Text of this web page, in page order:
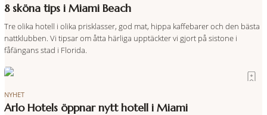
8 sköna tips i Miami Beach
Tre olika hotell i olika prisklasser, god mat, hippa kaffebarer och den bästa
nattklubben. Vi tipsar om åtta härliga upptäckter vi gjort på sistone i
fåfängans stad i Florida.
NYHET
Arlo Hotels öppnar nytt hotell i Miami